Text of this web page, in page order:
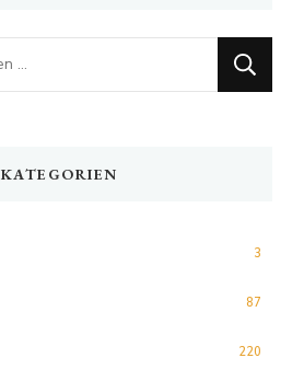
KATEGORIEN
3
87
220